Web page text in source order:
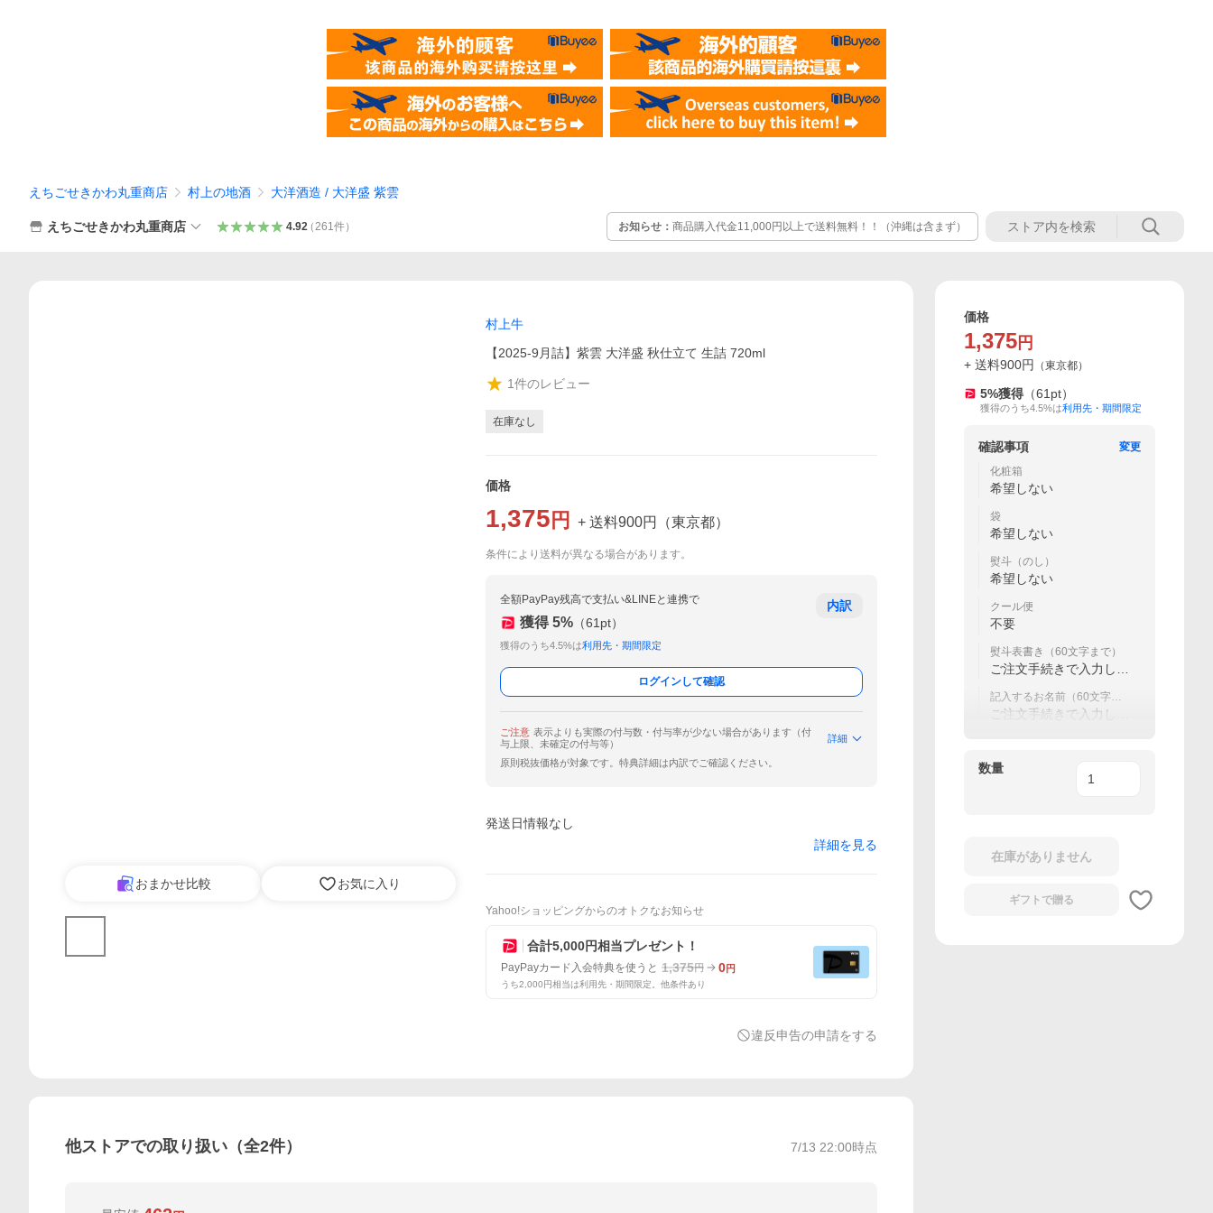
えちごせきかわ丸重商店 村上の地酒 大洋酒造 / 大洋盛 紫雲
えちごせきかわ丸重商店 4.92（261件） お知らせ： 商品購入代金11,000円以上で送料無料！！（沖縄は含まず）
おまかせ比較 お気に入り
村上牛
【2025-9月詰】紫雲 大洋盛 秋仕立て 生詰 720ml
1件のレビュー
在庫なし
価格
1,375 円 + 送料900円 （東京都）
条件により送料が異なる場合があります。
全額PayPay残高で支払い&LINEと連携で
獲得 5% （61 pt）
獲得のうち4.5%は利用先・期間限定
内訳
ログインして確認
ご注意 表示よりも実際の付与数・付与率が少ない場合があります（付
与上限、未確定の付与等）
詳細
原則税抜価格が対象です。特典詳細は内訳でご確認ください。
発送日情報なし
詳細を見る
Yahoo!ショッピングからのオトクなお知らせ
合計5,000円相当プレゼント！
PayPayカード入会特典を使うと 1,375円 0円
うち2,000円相当は利用先・期間限定。他条件あり
違反申告の申請をする
他ストアでの取り扱い（全2件） 7/13 22:00時点
価格
1,375 円
+ 送料900円 （東京都）
5%獲得 （61 pt）
獲得のうち4.5%は利用先・期間限定
確認事項
変更
化粧箱
希望しない
袋
希望しない
熨斗（のし）
希望しない
クール便
不要
熨斗表書き（60文字まで）
ご注文手続きで入力して
記入するお名前（60文字ま
で）
ご注文手続きで入力して
数量
在庫がありません
ギフトで贈る